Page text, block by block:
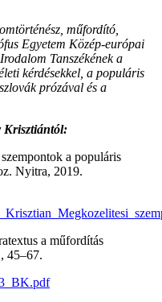
műfordító,
Egyetem Közép-európai
Tanszékének a
kérdésekkel, a populáris
prózával és a
Krisztiántól:
a populáris
Nyitra, 2019.
a műfordítás
45–67.